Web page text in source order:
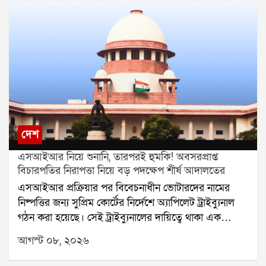
দেশ
এসআইআর নিয়ে শুনানি, তারপরই হুমকি! অবসরপ্রাপ্ত
বিচারপতির নিরাপত্তা নিয়ে বড় পদক্ষেপ শীর্ষ আদালতের
এসআইআর প্রক্রিয়ার পর বিবেচনাধীন ভোটারদের নামের
নিষ্পত্তির জন্য সুপ্রিম কোর্টের নির্দেশে অ্যাপিলেট ট্রাইব্যুনাল
গঠন করা হয়েছে। সেই ট্রাইব্যুনালের দায়িত্বে থাকা এক
অবসরপ্রাপ্ত বিচারপতির নিরাপত্তা নিয়ে এবার প্রশ্ন উঠল।
হুমকি, পথ দুর্ঘটনা এবং বাড়িতে চিঠি আসার অভিযোগের পর
বিষয়টি পৌঁছল সুপ্রিম কোর্টে। এবার নিরাপত্তার বিষয়টি
আগস্ট ০৮, ২০২৬